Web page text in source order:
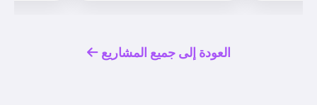
العودة إلى جميع المشاريع